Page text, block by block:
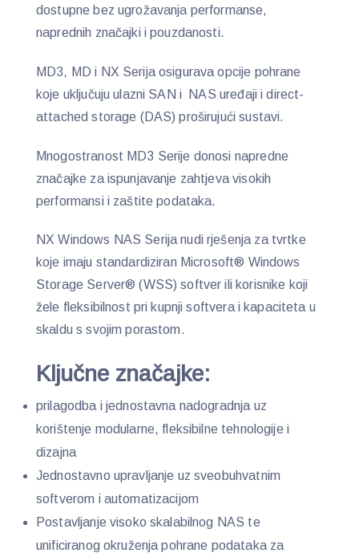
dostupne bez ugrožavanja performanse,
naprednih značajki i pouzdanosti.
MD3, MD i NX Serija osigurava opcije pohrane
koje uključuju ulazni SAN i NAS uređaji i direct-
attached storage (DAS) proširujući sustavi.
Mnogostranost MD3 Serije donosi napredne
značajke za ispunjavanje zahtjeva visokih
performansi i zaštite podataka.
NX Windows NAS Serija nudi rješenja za tvrtke
koje imaju standardiziran Microsoft® Windows
Storage Server® (WSS) softver ili korisnike koji
žele fleksibilnost pri kupnji softvera i kapaciteta u
skaldu s svojim porastom.
Ključne značajke:
prilagodba i jednostavna nadogradnja uz
korištenje modularne, fleksibilne tehnologije i
dizajna
Jednostavno upravljanje uz sveobuhvatnim
softverom i automatizacijom
Postavljanje visoko skalabilnog NAS te
unificiranog okruženja pohrane podataka za